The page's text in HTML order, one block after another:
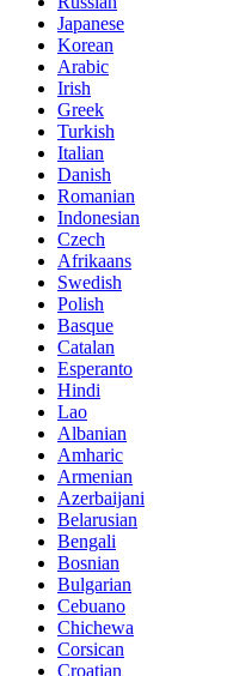
Japanese
Korean
Arabic
Irish
Greek
Turkish
Italian
Danish
Romanian
Indonesian
Czech
Afrikaans
Swedish
Polish
Basque
Catalan
Esperanto
Hindi
Lao
Albanian
Amharic
Armenian
Azerbaijani
Belarusian
Bengali
Bosnian
Bulgarian
Cebuano
Chichewa
Corsican
Croatian